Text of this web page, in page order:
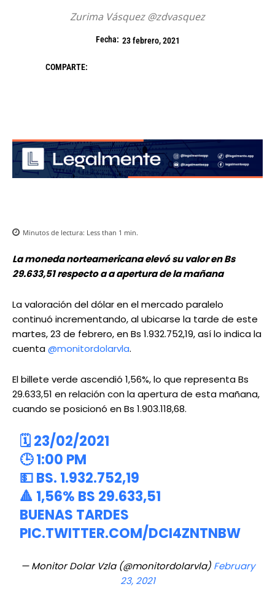
Zurima Vásquez @zdvasquez
Fecha: 23 febrero, 2021
COMPARTE:
Minutos de lectura: Less than 1 min.
La moneda norteamericana elevó su valor en Bs
29.633,51 respecto a a apertura de la mañana
La valoración del dólar en el mercado paralelo
continuó incrementando, al ubicarse la tarde de este
martes, 23 de febrero, en Bs 1.932.752,19, así lo indica la
cuenta@monitordolarvla.
El billete verde ascendió 1,56%, lo que representa Bs
29.633,51 en relación con la apertura de esta mañana,
cuando se posicionó en Bs 1.903.118,68.
🗓️ 23/02/2021
🕒 1:00 PM
💵 BS. 1.932.752,19
🔺 1,56% BS 29.633,51
BUENAS TARDES
PIC.TWITTER.COM/DCI4ZNTNBW
— Monitor Dolar Vzla (@monitordolarvla) February
23, 2021